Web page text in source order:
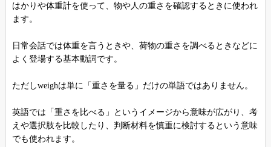
はかりや体重計を使って、物や人の重さを確認するときに使われ
ます。
日常会話では体重を言うときや、荷物の重さを調べるときなどに
よく登場する基本動詞です。
ただしweighは単に「重さを量る」だけの単語ではありません。
英語では「重さを比べる」というイメージから意味が広がり、考
えや選択肢を比較したり、判断材料を慎重に検討するという意味
でも使われます。